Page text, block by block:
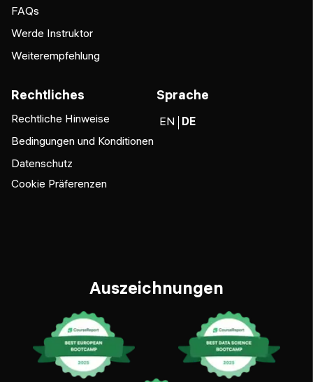
FAQs
Werde Instruktor
Weiterempfehlung
Rechtliches
Rechtliche Hinweise
Bedingungen und Konditionen
Datenschutz
Cookie Präferenzen
Sprache
EN DE
Auszeichnungen